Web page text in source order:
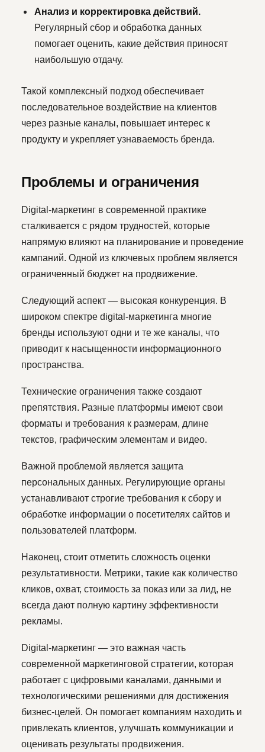
Анализ и корректировка действий.
Регулярный сбор и обработка данных
помогает оценить, какие действия приносят
наибольшую отдачу.
Такой комплексный подход обеспечивает
последовательное воздействие на клиентов
через разные каналы, повышает интерес к
продукту и укрепляет узнаваемость бренда.
Проблемы и ограничения
Digital-маркетинг в современной практике
сталкивается с рядом трудностей, которые
напрямую влияют на планирование и проведение
кампаний. Одной из ключевых проблем является
ограниченный бюджет на продвижение.
Следующий аспект — высокая конкуренция. В
широком спектре digital-маркетинга многие
бренды используют одни и те же каналы, что
приводит к насыщенности информационного
пространства.
Технические ограничения также создают
препятствия. Разные платформы имеют свои
форматы и требования к размерам, длине
текстов, графическим элементам и видео.
Важной проблемой является защита
персональных данных. Регулирующие органы
устанавливают строгие требования к сбору и
обработке информации о посетителях сайтов и
пользователей платформ.
Наконец, стоит отметить сложность оценки
результативности. Метрики, такие как количество
кликов, охват, стоимость за показ или за лид, не
всегда дают полную картину эффективности
рекламы.
Digital-маркетинг — это важная часть
современной маркетинговой стратегии, которая
работает с цифровыми каналами, данными и
технологическими решениями для достижения
бизнес-целей. Он помогает компаниям находить и
привлекать клиентов, улучшать коммуникации и
оценивать результаты продвижения.
Политика конфиденциальности
Публичная оферта
Политика обработки персональных данных
Политика использования cookie
Согласие на обработку и передачу
информационнойрассылки
Изображения: http://www.freepik.com
ВОПРОСЫ КОНТАКТЫ
БЛОГ
УЛУЧШЕНИЯ ДЛЯ ИНТЕРНЕТ-МАГАЗИНА
+7 906 379-60-00
+7 906 379-60-00
INFO@WEB-PECHKA.RU
+7 906 379-60-00
Я даюсогласие на обработку своих персональных
данныхв соответствии сполитикой
конфиденциальности,политикой обработки
персональных данных,политикой использования
данныхтретьим лицам
информационной рассылки
ОТ ПРАВ ИТЬ
Оставьте свой телефон — мы
перезвоним вам в ближайшее
время для консультации!